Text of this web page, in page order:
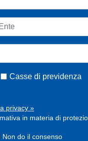
Casse di previdenza
privacy »
in materia di
Non do il consenso